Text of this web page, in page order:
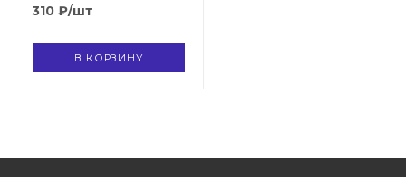
310 ₽/шт
В КОРЗИНУ